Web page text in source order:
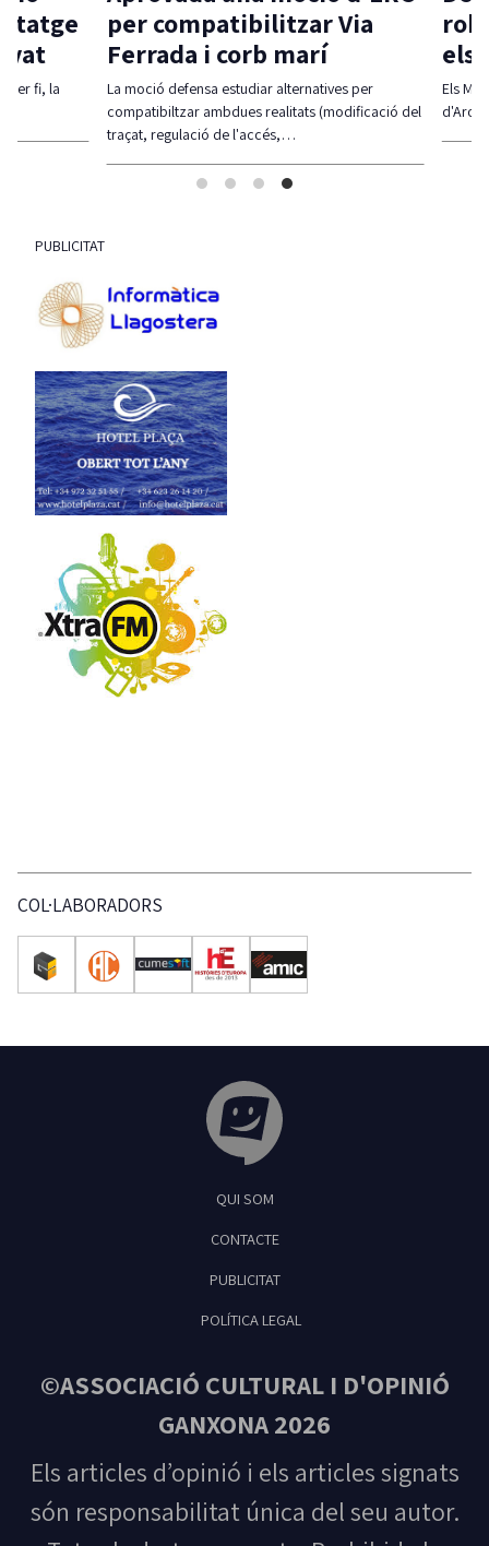
els
Els
d'Aro i
fi, la
per compatibilitzar Via
Ferrada i corb marí
La moció defensa estudiar alternatives per
compatibiltzar ambdues realitats (modificació del
traçat, regulació de l'accés,…
PUBLICITAT
COL·LABORADORS
Feliu de Guíxols
QUI SOM
CONTACTE
PUBLICITAT
POLÍTICA LEGAL
©ASSOCIACIÓ CULTURAL I D'OPINIÓ
GANXONA 2026
Els articles d’opinió i els articles signats
són responsabilitat única del seu autor.